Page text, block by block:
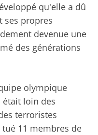
qu'elle a dû
ses propres
devenue une
des générations
olympique
était loin des
terroristes
11 membres de